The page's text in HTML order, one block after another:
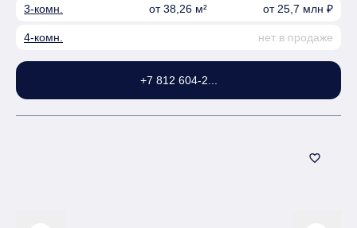
3-комн. от 38,26 м² от 25,7 млн ₽
4-комн. нет в продаже
+7 812 604-2...
favorite_border